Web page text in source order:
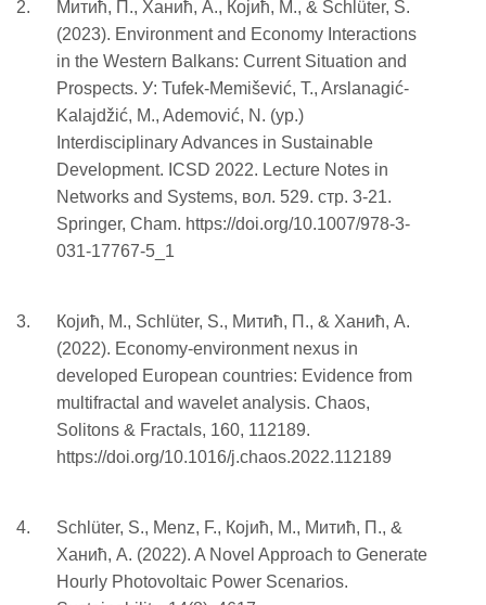
Митић, П., Ханић, A., Којић, М., & Schlüter, S.
(2023). Environment and Economy Interactions
in the Western Balkans: Current Situation and
Prospects. У: Tufek-Memišević, T., Arslanagić-
Kalajdžić, M., Ademović, N. (ур.)
Interdisciplinary Advances in Sustainable
Development. ICSD 2022. Lecture Notes in
Networks and Systems, вол. 529. стр. 3-21.
Springer, Cham. https://doi.org/10.1007/978-3-
031-17767-5_1
Којић, M., Schlüter, S., Митић, П., & Ханић, A.
(2022). Economy-environment nexus in
developed European countries: Evidence from
multifractal and wavelet analysis. Chaos,
Solitons & Fractals, 160, 112189.
https://doi.org/10.1016/j.chaos.2022.112189
Schlüter, S., Menz, F., Којић, M., Митић, П., &
Ханић, A. (2022). A Novel Approach to Generate
Hourly Photovoltaic Power Scenarios.